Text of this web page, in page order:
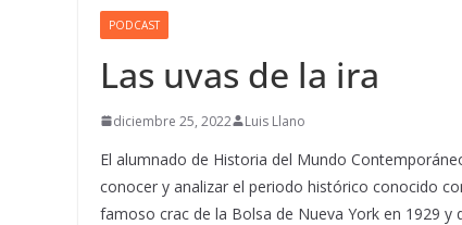
PODCAST
Las uvas de la ira
diciembre 25, 2022 Luis Llano
El alumnado de Historia del Mundo
conocer y analizar el periodo histórico conocido
famoso crac de la Bolsa de Nueva York en 1929